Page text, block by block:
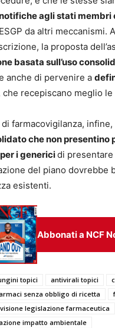
agli stati membri
da altri
la proposta
basata sull’uso
anche di pervenire a
che recepiscano meglio
farmacovigilanza, infine,
che non
i genericidi
del piano
esistenti.
Abbonati a NCF
topici antivirali topici
senza obbligo di ricetta
legislazione farmaceutica
impatto ambientale